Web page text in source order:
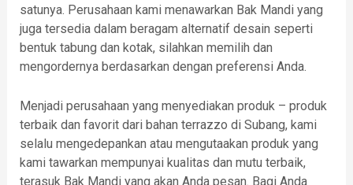
satunya. Perusahaan kami menawarkan Bak Mandi yang
juga tersedia dalam beragam alternatif desain seperti
bentuk tabung dan kotak, silahkan memilih dan
mengordernya berdasarkan dengan preferensi Anda.
Menjadi perusahaan yang menyediakan produk – produk
terbaik dan favorit dari bahan terrazzo di Subang, kami
selalu mengedepankan atau mengutaakan produk yang
kami tawarkan mempunyai kualitas dan mutu terbaik,
terasuk Bak Mandi yang akan Anda pesan. Bagi Anda